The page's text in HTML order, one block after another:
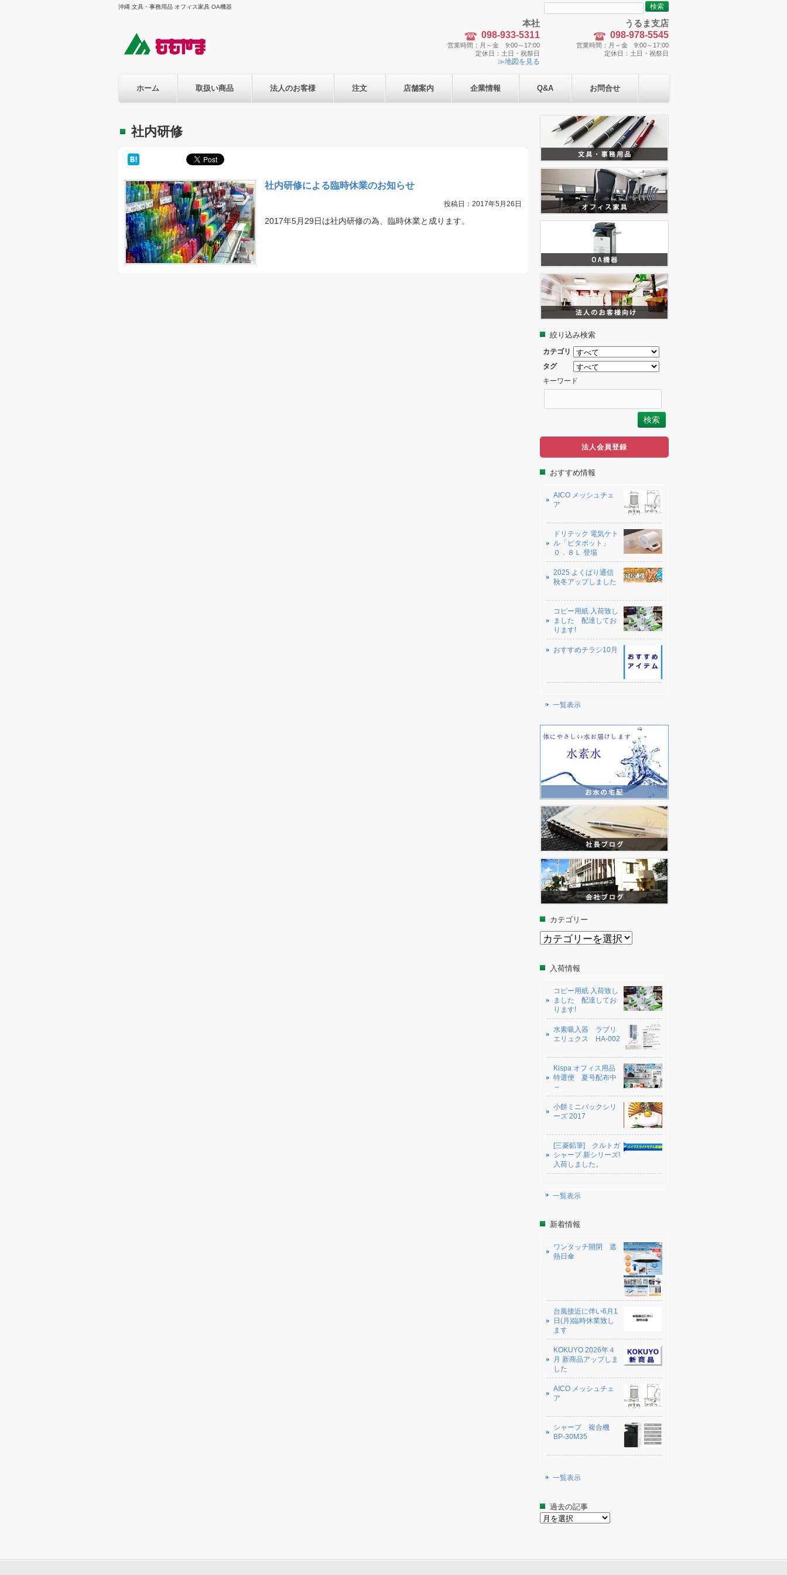
沖縄 文具・事務用品 オフィス家具 OA機器
検
索:
本社
098-933-5311
営業時間：月～金 9:00～17:00
定休日：土日・祝祭日
≫地図を見る
うるま支店
098-978-5545
営業時間：月～金 9:00～17:00
定休日：土日・祝祭日
ホーム 取扱い商品 法人のお客様 注文 店舗案内 企業情報 Q&A お問合せ
社内研修
社内研修による臨時休業のお知らせ
投稿日：2017年5月26日
2017年5月29日は社内研修の為、臨時休業と成ります。
絞り込み検索
カテゴリ
タグ
キーワード
法人会員登録
おすすめ情報
AICO メッシュチェ
ア
ドリテック 電気ケト
ル「ピタポット」
０．８Ｌ 登場
2025 よくばり通信
秋冬アップしました
コピー用紙 入荷致し
ました 配達してお
ります!
おすすめチラシ10月
一覧表示
カテゴリー
カ
テ
ー
入荷情報
コピー用紙 入荷致し
ました 配達してお
ります!
水素吸入器 ラブリ
エリュクス HA-002
Kispa オフィス用品
特選便 夏号配布中
～
小餅ミニパックシリ
ーズ 2017
[三菱鉛筆] クルトガ
シャープ 新シリーズ!
入荷しました。
一覧表示
新着情報
ワンタッチ開閉 遮
熱日傘
台風接近に伴い6月1
日(月)臨時休業致し
ます
KOKUYO 2026年４
月 新商品アップしま
した
AICO メッシュチェ
ア
シャープ 複合機
BP-30M35
一覧表示
過去の記事
過
事